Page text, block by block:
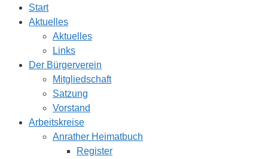
Start
Aktuelles
Aktuelles
Links
Der Bürgerverein
Mitgliedschaft
Satzung
Vorstand
Arbeitskreise
Anrather Heimatbuch
Register